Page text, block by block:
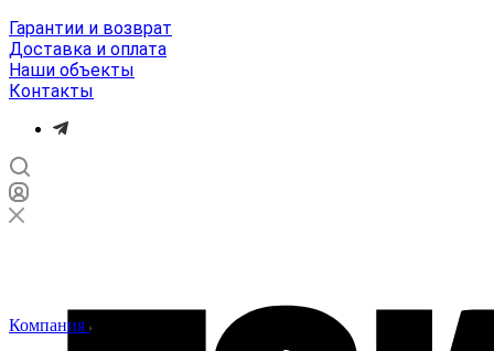
Гарантии и возврат
Доставка и оплата
Наши объекты
Контакты
Компания